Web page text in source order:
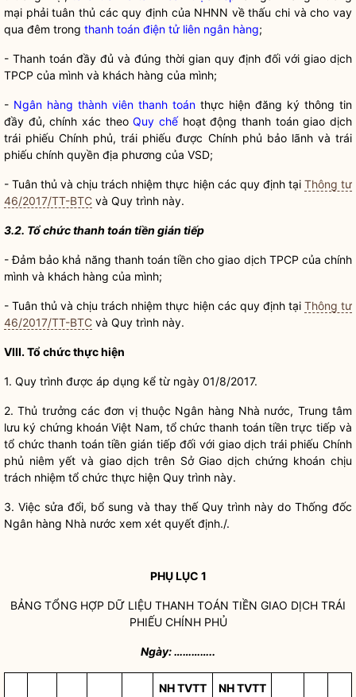
mại phải tuân thủ các quy định của NHNN về thấu chi và cho vay
qua đêm trong thanh toán điện tử liên ngân hàng;
- Thanh toán đầy đủ và đúng thời gian quy định đối với giao dịch
TPCP của mình và khách hàng của mình;
- Ngân hàng thành viên thanh toán thực hiện đăng ký thông tin
đầy đủ, chính xác theoQuy chếhoạt động thanh toán giao dịch
trái phiếu Chính phủ, trái phiếu được Chính phủ bảo lãnh và trái
phiếu chính quyền địa phương của VSD;
- Tuân thủ và chịu trách nhiệm thực hiện các quy định tại Thông tư
46/2017/TT-BTC và Quy trình này.
3.2. Tổ chức thanh toán tiền gián tiếp
- Đảm bảo khả năng thanh toán tiền cho giao dịch TPCP của chính
mình và khách hàng của mình;
- Tuân thủ và chịu trách nhiệm thực hiện các quy định tại Thông tư
46/2017/TT-BTC và Quy trình này.
VIII. Tổ chức thực hiện
1. Quy trình được áp dụng kể từ ngày 01/8/2017.
2. Thủ trưởng các đơn vị thuộc Ngân hàng Nhà nước, Trung tâm
lưu ký chứng khoán Việt Nam, tổ chức thanh toán tiền trực tiếp và
tổ chức thanh toán tiền gián tiếp đối với giao dịch trái phiếu Chính
phủ niêm yết và giao dịch trên Sở Giao dịch chứng khoán chịu
trách nhiệm tổ chức thực hiện Quy trình này.
3. Việc sửa đổi, bổ sung và thay thế Quy trình này do Thống đốc
Ngân hàng Nhà nước xem xét quyết định./.
PHỤ LỤC 1
BẢNG TỔNG HỢP DỮ LIỆU THANH TOÁN TIỀN GIAO DỊCH TRÁI
PHIẾU CHÍNH PHỦ
Ngày:…………..
NH TVTT
NH TVTT